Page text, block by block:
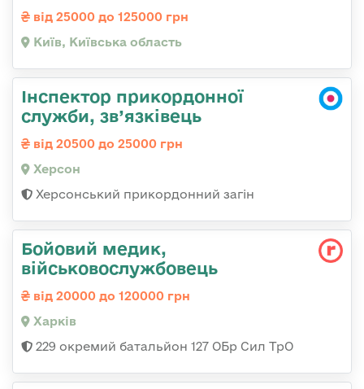
від 25000 до 125000 грн
Київ, Київська область
Інспектор прикордонної
служби, зв’язківець
від 20500 до 25000 грн
Херсон
Херсонський прикордонний загін
Бойовий медик,
військовослужбовець
від 20000 до 120000 грн
Харків
229 окремий батальйон 127 ОБр Сил ТрО